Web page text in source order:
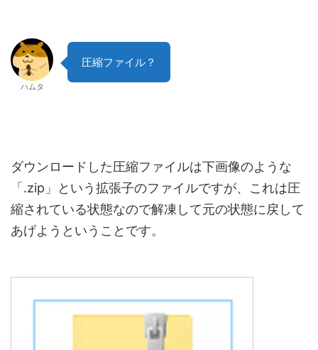
ハムタ
圧縮ファイル？
ダウンロードした圧縮ファイルは下画像のような
「.zip」という拡張子のファイルですが、これは圧
縮されている状態なので解凍して元の状態に戻して
あげようということです。